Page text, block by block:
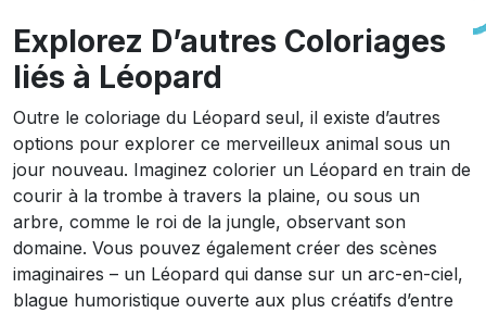
Explorez D’autres Coloriages
liés à Léopard
Outre le coloriage du Léopard seul, il existe d’autres
options pour explorer ce merveilleux animal sous un
jour nouveau. Imaginez colorier un Léopard en train de
courir à la trombe à travers la plaine, ou sous un
arbre, comme le roi de la jungle, observant son
domaine. Vous pouvez également créer des scènes
imaginaires – un Léopard qui danse sur un arc-en-ciel,
blague humoristique ouverte aux plus créatifs d’entre